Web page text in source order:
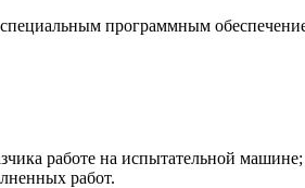
программным
работе на испытательной машине;
работ.